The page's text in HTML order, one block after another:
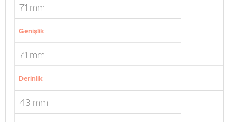
71 mm
Genişlik
71 mm
Derinlik
43 mm